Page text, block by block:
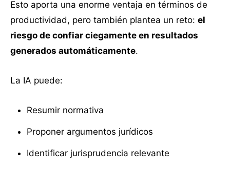
Esto aporta una enorme ventaja en términos de
productividad, pero también plantea un reto: el
riesgo de confiar ciegamente en resultados
generados automáticamente.
La IA puede:
Resumir normativa
Proponer argumentos jurídicos
Identificar jurisprudencia relevante